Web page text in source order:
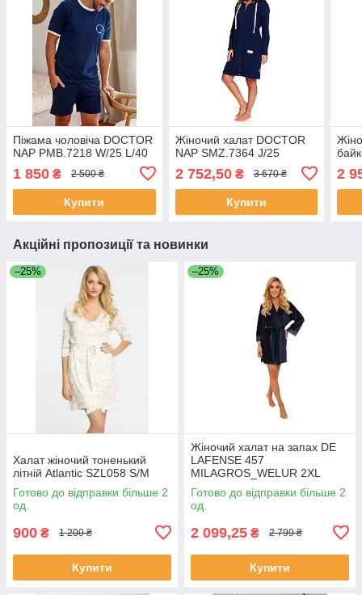
Піжама чоловіча DOCTOR
NAP PMB.7218 W/25 L/40
1 850 ₴ 2 500 ₴
Купити
Жіночий халат DOCTOR
NAP SMZ.7364 J/25
2 752,50₴ 3 670 ₴
Купити
2
Акційні пропозиції та новинки
–25%
Халат жіночий тоненький
літній Atlantic SZL058 S/M
Готово до відправки більше 2
од.
900 ₴ 1 200 ₴
Купити
–25%
Жіночий халат на запах DE
LAFENSE 457
MILAGROS_WELUR 2XL
Готово до відправки більше 2
од.
2 099,25 ₴ 2 799 ₴
Купити